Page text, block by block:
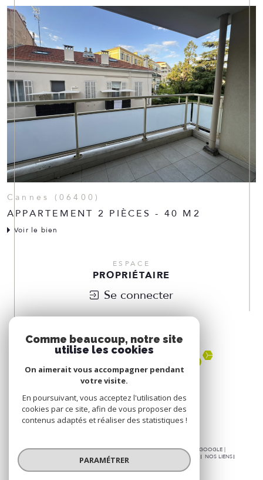
Cannes (06400)
APPARTEMENT 2 PIÈCES - 40 M2
Voir le bien
ESPACE
PROPRIÉTAIRE
Se connecter
ADHÉRONS
© 2026 | TOUS DROITS RÉSERVÉS | TRADUCTION POWERED BY GOOGLE |
PLAN DU SITE MENTIONS LÉGALES ADMIN
NOS LIENS
POLITIQUE RGPD
Comme beaucoup, notre site
utilise les cookies
On aimerait vous accompagner pendant
votre visite.
En poursuivant, vous acceptez l'utilisation des
cookies par ce site, afin de vous proposer des
contenus adaptés et réaliser des statistiques !
PARAMÉTRER